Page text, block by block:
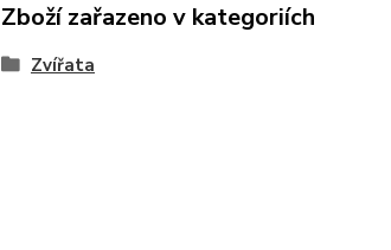
Zboží zařazeno v kategoriích
Zvířata